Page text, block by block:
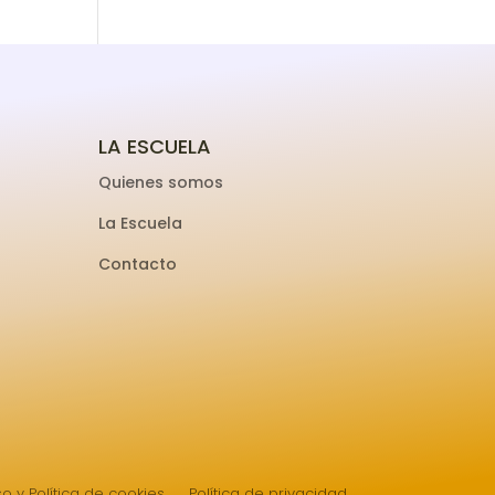
LA ESCUELA
Quienes somos
La Escuela
Contacto